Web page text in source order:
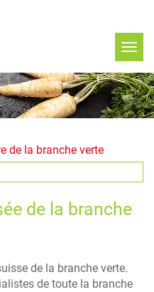
de la branche verte
de la branche
de la branche verte.
de toute la branche